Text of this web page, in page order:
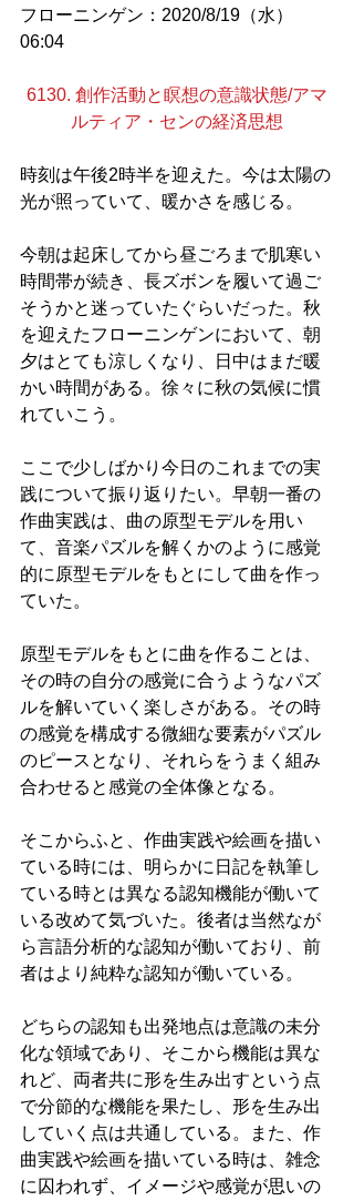
フローニンゲン：2020/8/19（水）
06:04
6130. 創作活動と瞑想の意識状態/アマ
ルティア・センの経済思想
時刻は午後2時半を迎えた。今は太陽の
光が照っていて、暖かさを感じる。
今朝は起床してから昼ごろまで肌寒い
時間帯が続き、長ズボンを履いて過ご
そうかと迷っていたぐらいだった。秋
を迎えたフローニンゲンにおいて、朝
夕はとても涼しくなり、日中はまだ暖
かい時間がある。徐々に秋の気候に慣
れていこう。
ここで少しばかり今日のこれまでの実
践について振り返りたい。早朝一番の
作曲実践は、曲の原型モデルを用い
て、音楽パズルを解くかのように感覚
的に原型モデルをもとにして曲を作っ
ていた。
原型モデルをもとに曲を作ることは、
その時の自分の感覚に合うようなパズ
ルを解いていく楽しさがある。その時
の感覚を構成する微細な要素がパズル
のピースとなり、それらをうまく組み
合わせると感覚の全体像となる。
そこからふと、作曲実践や絵画を描い
ている時には、明らかに日記を執筆し
ている時とは異なる認知機能が働いて
いる改めて気づいた。後者は当然なが
ら言語分析的な認知が働いており、前
者はより純粋な認知が働いている。
どちらの認知も出発地点は意識の未分
化な領域であり、そこから機能は異な
れど、両者共に形を生み出すという点
で分節的な機能を果たし、形を生み出
していく点は共通している。また、作
曲実践や絵画を描いている時は、雑念
に囚われず、イメージや感覚が思いの